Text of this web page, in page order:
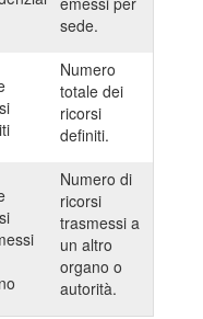
sede.
Numero
totale dei
ricorsi
definiti.
Numero di
ricorsi
trasmessi a
un altro
organo o
autorità.